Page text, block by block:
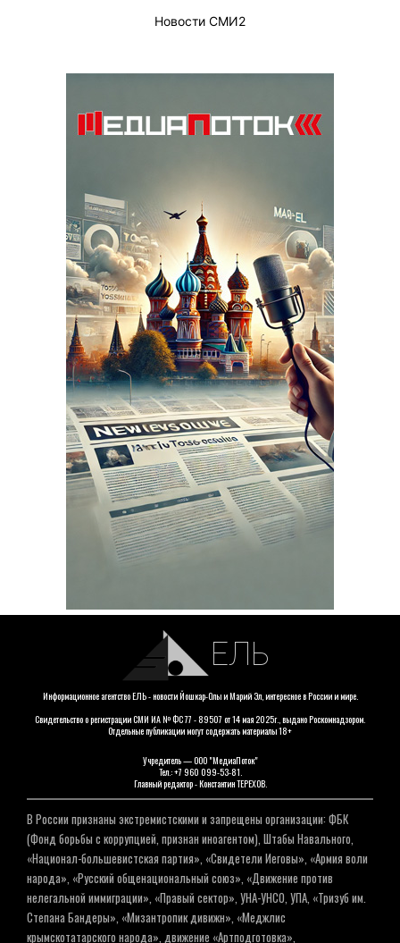
Новости СМИ2
ЕЛЬ
Информационное агентство ЕЛЬ - новости Йошкар-Олы и Марий Эл, интересное в России и мире.
Свидетельство о регистрации СМИ ИА № ФС 77 - 89507 от 14 мая 2025г., выдано Роскомнадзором.
Отдельные публикации могут содержать материалы 18+
Учредитель — ООО "МедиаПоток"
Тел.: +7 960 099-53-81.
Главный редактор - Константин ТЕРЕХОВ.
В России признаны экстремистскими и запрещены организации: ФБК
(Фонд борьбы с коррупцией, признан иноагентом), Штабы Навального,
«Национал-большевистская партия», «Свидетели Иеговы», «Армия воли
народа», «Русский общенациональный союз», «Движение против
нелегальной иммиграции», «Правый сектор», УНА-УНСО, УПА, «Тризуб им.
Степана Бандеры», «Мизантропик дивижн», «Меджлис
крымскотатарского народа», движение «Артподготовка»,